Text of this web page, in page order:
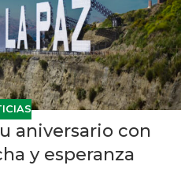
aniversario con
y esperanza